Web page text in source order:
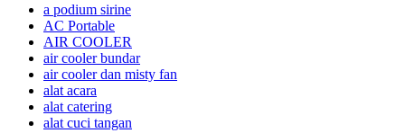
a podium sirine
AC Portable
AIR COOLER
air cooler bundar
air cooler dan misty fan
alat acara
alat catering
alat cuci tangan